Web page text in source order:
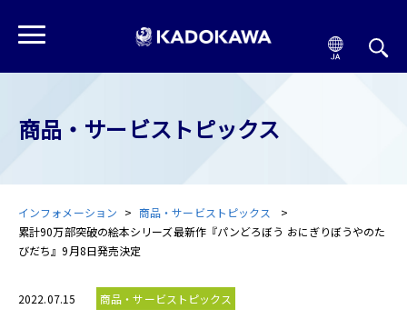
商品・サービストピックス
インフォメーション
商品・サービストピックス
累計90万部突破の絵本シリーズ最新作『パンどろぼう おにぎりぼうやのた
びだち』9月8日発売決定
2022.07.15 商品・サービストピックス